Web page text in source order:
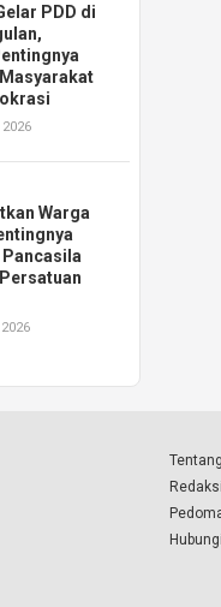
PDD di
Warga
Redaksi